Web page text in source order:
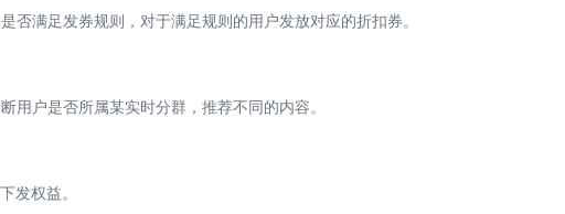
满足发券规则，对于满足规则的用户发放对应的折扣券。
户是否所属某实时分群，推荐不同的内容。
发权益。